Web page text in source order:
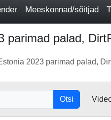
Meeskonnad/sõitjad
parimad palad,
2023 parimad palad,
Otsi